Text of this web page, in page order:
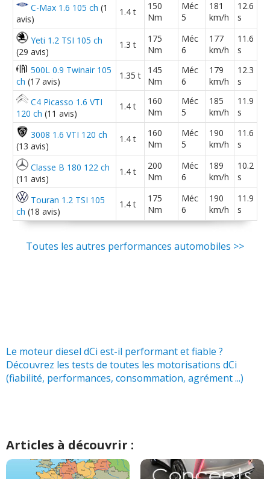
08/20
3 exp
)
19/20
1.2 TCE 115 ch phase 3, Edition
(0
-- /20
1.2 TCE 115 ch manue-lle-50000kms-
année 4/20
)
07/20 1.2 TCE 115 ch(0 )
05/20 1.2 TCE 115 ch(0
-- /20 1.2 TCE 115 ch 2013 0
1.2 TCE 115 ch mecanique 124900 2012
C-Max 1.6 105 ch (1
avis)
1.4 t
150
Nm
Méc
5
181
km/h
12.6
s
Yeti 1.2 TSI 105 ch
(29 avis)
1.3 t
175
Nm
Méc
6
177
km/h
11.6
s
500L 0.9 Twinair 105
ch (17 avis)
1.35 t
145
Nm
Méc
6
179
km/h
12.3
s
C4 Picasso 1.6 VTI
120 ch (11 avis)
1.4 t
160
Nm
Méc
5
185
km/h
11.9
s
3008 1.6 VTI 120 ch
(13 avis)
1.4 t
160
Nm
Méc
5
190
km/h
11.6
s
Classe B 180 122 ch
(11 avis)
1.4 t
200
Nm
Méc
6
189
km/h
10.2
s
Touran 1.2 TSI 105
ch (18 avis)
1.4 t
175
Nm
Méc
6
190
km/h
11.9
s
Toutes les autres performances automobiles >>
Le moteur diesel dCi est-il performant et fiable ?
Découvrez les tests de toutes les motorisations dCi
(fiabilité, performances, consommation, agrément ...)
Articles à découvrir :